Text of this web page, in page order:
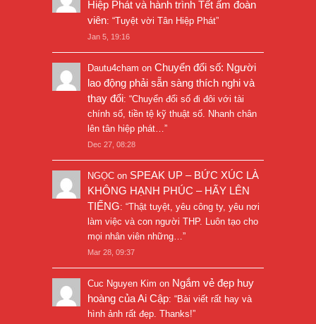
Hiệp Phát và hành trình Tết ấm đoàn
viên: “Tuyệt vời Tân Hiệp Phát”
Jan 5, 19:16
Dautu4cham on Chuyển đổi số: Người
lao động phải sẵn sàng thích nghi và
thay đổi: “Chuyển đổi số đi đôi với tài
chính số, tiền tệ kỹ thuật số. Nhanh chân
lên tân hiệp phát… ”
Dec 27, 08:28
NGỌC on SPEAK UP – BỨC XÚC LÀ
KHÔNG HẠNH PHÚC – HÃY LÊN
TIẾNG: “Thật tuyệt, yêu công ty, yêu nơi
làm việc và con người THP. Luôn tạo cho
mọi nhân viên những… ”
Mar 28, 09:37
Cuc Nguyen Kim on Ngắm vẻ đẹp huy
hoàng của Ai Cập: “Bài viết rất hay và
hình ảnh rất đẹp. Thanks!”